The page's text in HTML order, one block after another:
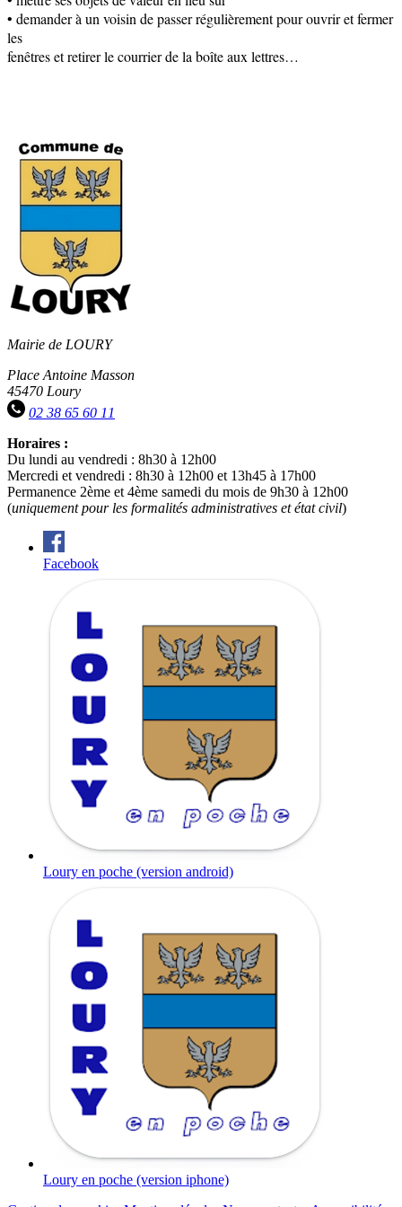
• demander à un voisin de passer régulièrement pour ouvrir et fermer
les
fenêtres et retirer le courrier de la boîte aux lettres…
Mairie de LOURY
Place Antoine Masson
45470 Loury
02 38 65 60 11
Horaires :
Du lundi au vendredi : 8h30 à 12h00
Mercredi et vendredi : 8h30 à 12h00 et 13h45 à 17h00
Permanence 2ème et 4ème samedi du mois de 9h30 à 12h00
(uniquement pour les formalités administratives et état civil)
Facebook
Loury en poche (version android)
Loury en poche (version iphone)